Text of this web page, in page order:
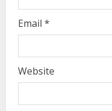
Email *
Website